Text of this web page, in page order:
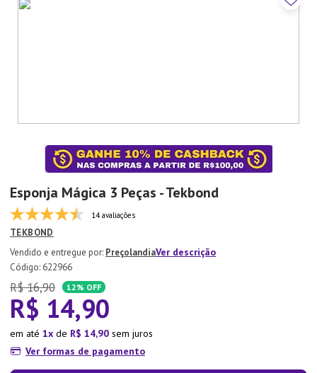
Esponja Mágica 3 Peças - Tekbond
14 avaliações
TEKBOND
PreçolandiaVer descrição
: 622966
R$ 16,90 12% OFF
R$ 14,90
em até 1 de R$ 14,90 sem juros
Ver formas de pagamento
7º
Tapete
Aparelho Jantar
Xicara
10º Lixeira